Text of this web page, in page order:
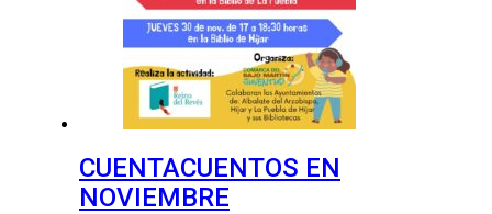
CUENTACUENTOS EN
NOVIEMBRE